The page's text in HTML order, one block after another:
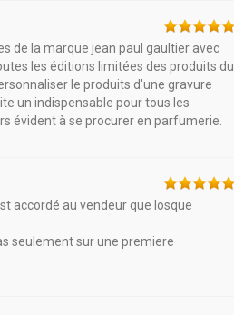
de la marque jean paul gaultier avec
les éditions limitées des produits du
le produits d'une gravure
un indispensable pour tous les
évident à se procurer en parfumerie.
accordé au vendeur que losque
seulement sur une premiere